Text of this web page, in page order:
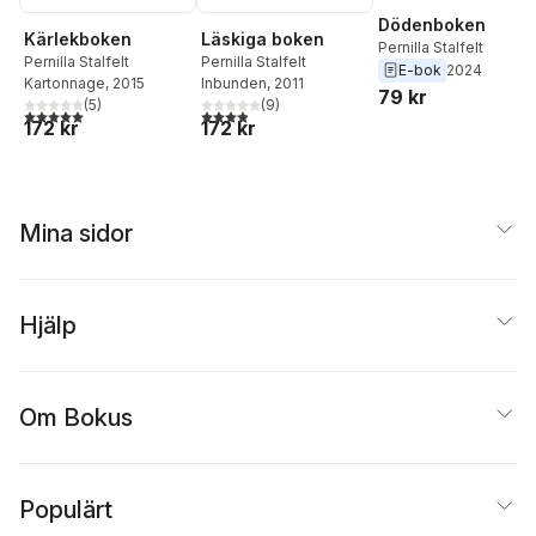
Kärlekboken
Pernilla Stalfelt
Kartonnage, 2015
5,0utav 5 stjärnor. Totalt antal röster:
(5)
172 kr
Läskiga boken
Pernilla Stalfelt
Inbunden, 2011
3,9utav 5 stjärnor. Totalt antal röster:
(9)
172 kr
Dödenboken
Pernilla Stalfelt
E-bok 2024
79 kr
Mina sidor
Hjälp
Om Bokus
Populärt